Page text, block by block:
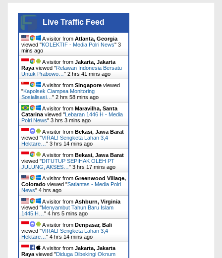
Live Traffic Feed
A visitor from Atlanta, Georgia
viewed "KOLEKTIF - Media Polri News" 3
mins ago
A visitor from Jakarta, Jakarta
Raya viewed "Relawan Indonesia Bersatu
Untuk Prabowo… " 2 hrs 41 mins ago
A visitor from Singapore viewed
"Kapolsek Ciampea Monitoring
Sosialisasi… " 2 hrs 58 mins ago
A visitor from Maravilha, Santa
Catarina viewed "Lebaran 1446 H - Media
Polri News" 3 hrs 3 mins ago
A visitor from Bekasi, Jawa Barat
viewed "VIRAL! Sengketa Lahan 3,4
Hektare… " 3 hrs 14 mins ago
A visitor from Bekasi, Jawa Barat
viewed "DITUTUP SEPIHAK OLEH PT
JULUNG, AKSES… " 3 hrs 17 mins ago
A visitor from Greenwood Village,
Colorado viewed "Satlantas - Media Polri
News" 4 hrs ago
A visitor from Ashburn, Virginia
viewed "Menyambut Tahun Baru Islam
1445 H… " 4 hrs 5 mins ago
A visitor from Denpasar, Bali
viewed "VIRAL! Sengketa Lahan 3,4
Hektare… " 4 hrs 14 mins ago
A visitor from Jakarta, Jakarta
Raya viewed "Diduga Dibekingi Oknum